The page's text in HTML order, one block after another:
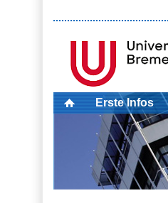
Erste Infos